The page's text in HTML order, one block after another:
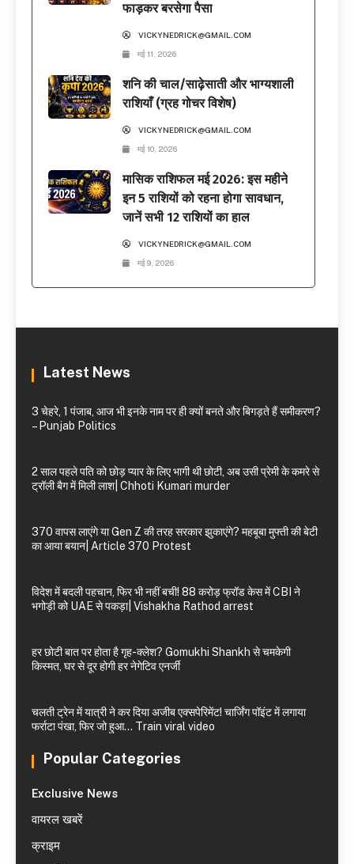
फाड़कर बरसेगा पैसा
VICKYNEDRICK@GMAIL.COM
मई 11, 2026
शनि की चाल/साढ़ेसाती और भाग्यशाली
राशियाँ (ग्रह गोचर विशेष)
VICKYNEDRICK@GMAIL.COM
मई 10, 2026
मासिक राशिफल मई 2026: इस महीने
इन 5 राशियों को रहना होगा सावधान,
जानें सभी 12 राशियों का हाल
VICKYNEDRICK@GMAIL.COM
मई 9, 2026
Latest News
3 चेहरे, 1 पंजाब, आज भी इनके नाम पर ही क्यों बनते और बिगड़ते हैं समीकरण?
– Punjab Politics
2 साल पहले पति को छोड़ प्यार के लिए भागी थी छोटी, अब उसी प्रेमी के कमरे से
ट्रॉली बैग में मिली लाश| Chhoti Kumari murder
370 वापस लाएंगे या Gen Z की तरह सरकार झुकाएंगे? महबूबा मुफ्ती की बेटी
का आया बयान| Article 370 Protest
विदेश में बदली पहचान, फिर भी नहीं बची! 88 करोड़ फ्रॉड केस में CBI ने
भगोड़ी को UAE से पकड़ा| Vishakha Rathod arrest
हर छोटी बात पर होता है गृह-क्लेश? Gomukhi Shankh से चमकेगी
किस्मत, घर से दूर होगी हर नेगेटिव एनर्जी
चलती ट्रेन में यात्री ने कर दिया अजीब एक्सपेरिमेंट! चार्जिंग पॉइंट में लगाया
फर्राटा पंखा, फिर जो हुआ… Train viral video
Popular Categories
Exclusive News
वायरल खबरें
क्राइम